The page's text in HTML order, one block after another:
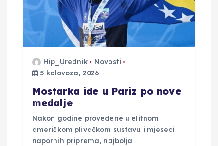
Hip_Urednik
Novosti
5 kolovoza, 2026
Mostarka ide u Pariz po nove
medalje
Nakon godine provedene u elitnom
američkom plivačkom sustavu i mjeseci
napornih priprema, najbolja